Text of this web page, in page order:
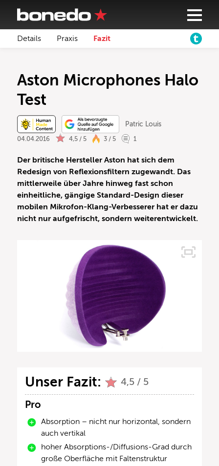
Details Praxis Fazit
Aston Microphones Halo
Test
Patric Louis
04.04.2016 4,5 / 5 3 / 5 1
Der britische Hersteller Aston hat sich dem
Redesign von Reflexionsfiltern zugewandt. Das
mittlerweile über Jahre hinweg fast schon
einheitliche, gängige Standard-Design dieser
mobilen Mikrofon-Klang-Verbesserer hat er dazu
nicht nur aufgefrischt, sondern weiterentwickelt.
Unser Fazit: 4,5 / 5
Pro
Absorption – nicht nur horizontal, sondern
auch vertikal
hoher Absorptions-/Diffusions-Grad durch
große Oberfläche mit Faltenstruktur